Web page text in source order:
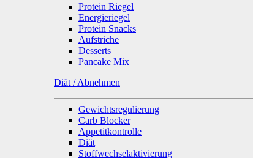
Protein Riegel
Energieriegel
Protein Snacks
Aufstriche
Desserts
Pancake Mix
Diät / Abnehmen
Gewichtsregulierung
Carb Blocker
Appetitkontrolle
Diät
Stoffwechselaktivierung